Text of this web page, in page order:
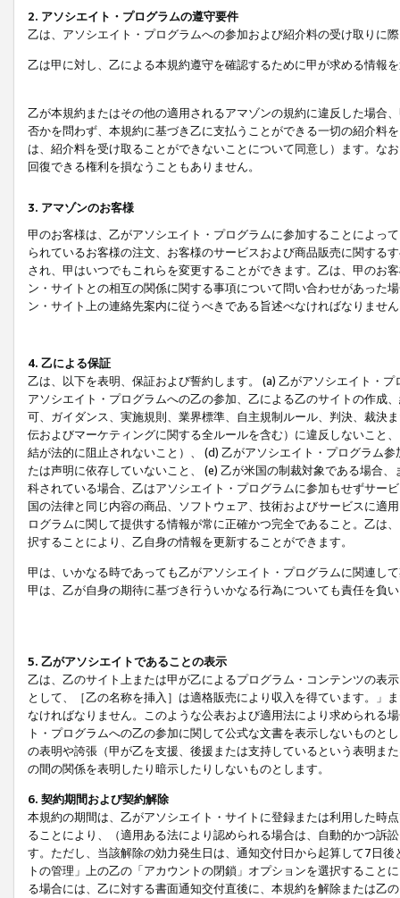
2. アソシエイト・プログラムの遵守要件
乙は、アソシエイト・プログラムへの参加および紹介料の受け取りに
乙は甲に対し、乙による本規約遵守を確認するために甲が求める情報
乙が本規約またはその他の適用されるアマゾンの規約に違反した場合
否かを問わず、本規約に基づき乙に支払うことができる一切の紹介料
は、紹介料を受け取ることができないことについて同意し）ます。な
回復できる権利を損なうこともありません。
3. アマゾンのお客様
甲のお客様は、乙がアソシエイト・プログラムに参加することによっ
られているお客様の注文、お客様のサービスおよび商品販売に関する
され、甲はいつでもこれらを変更することができます。乙は、甲のお
ン・サイトとの相互の関係に関する事項について問い合わせがあった
ン・サイト上の連絡先案内に従うべきである旨述べなければなりませ
4. 乙による保証
乙は、以下を表明、保証および誓約します。 (a) 乙がアソシエイト・
アソシエイト・プログラムへの乙の参加、乙による乙のサイトの作成
可、ガイダンス、実施規則、業界標準、自主規制ルール、判決、裁決
伝およびマーケティングに関する全ルールを含む）に違反しないこと
結が法的に阻止されないこと）、 (d) 乙がアソシエイト・プログラム
たは声明に依存していないこと、 (e) 乙が米国の制裁対象である場合
科されている場合、乙はアソシエイト・プログラムに参加もせずサー
国の法律と同じ内容の商品、ソフトウェア、技術およびサービスに適
ログラムに関して提供する情報が常に正確かつ完全であること。乙は
択することにより、乙自身の情報を更新することができます。
甲は、いかなる時であっても乙がアソシエイト・プログラムに関連し
甲は、乙が自身の期待に基づき行ういかなる行為についても責任を負
5. 乙がアソシエイトであることの表示
乙は、乙のサイト上または甲が乙によるプログラム・コンテンツの表
として、［乙の名称を挿入］は適格販売により収入を得ています。」
なければなりません。このような公表および適用法により求められる
ト・プログラムへの乙の参加に関して公式な文書を表示しないもの
の表明や誇張（甲が乙を支援、後援または支持しているという表明ま
の間の関係を表明したり暗示したりしないものとします。
6. 契約期間および契約解除
本規約の期間は、乙がアソシエイト・サイトに登録または利用した時
ることにより、（適用ある法により認められる場合は、自動的かつ訴
す。ただし、当該解除の効力発生日は、通知交付日から起算して7日
トの管理」上の乙の「アカウントの閉鎖」オプションを選択するこ
る場合には、乙に対する書面通知交付直後に、本規約を解除または乙